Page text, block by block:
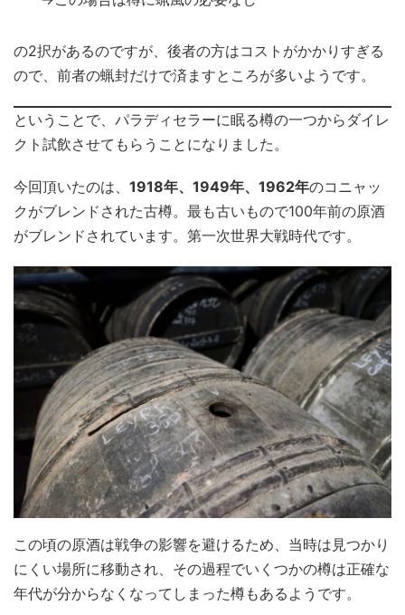
の2択があるのですが、後者の方はコストがかかりすぎる
ので、前者の蝋封だけで済ますところが多いようです。
ということで、パラディセラーに眠る樽の一つからダイレ
クト試飲させてもらうことになりました。
今回頂いたのは、 1918年、1949年、1962年のコニャッ
クがブレンドされた古樽。最も古いもので100年前の原酒
がブレンドされています。第一次世界大戦時代です。
この頃の原酒は戦争の影響を避けるため、当時は見つかり
にくい場所に移動され、その過程でいくつかの樽は正確な
年代が分からなくなってしまった樽もあるようです。